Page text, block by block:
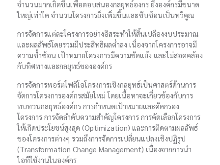
จำนวนมากเกิดขึ้นเพื่อตอบสนองกลยุทธ์องกร ยิ่งองค์กรมีขนาด
ใหญ่เท่าใด จำนวนโครงการยิ่งเพิ่มขึ้นและซับซ้อนเป็นทวีคูณ
การจัดการแต่ละโครงการอย่างอิสระทำให้สิ้นเปลืองงบประมาณ
และผลลัพธ์โดยรวมมีประสิทธิผลต่ำลง เนื่องจากโครงการอาจมี
ความซ้ำซ้อน เป้าหมายโครงการมีความขัดแย้ง และไม่สอดคล้อง
กับทิศทางและกลยุทธ์ขององค์กร
การจัดการพอร์ตโฟลิโอโครงการเชิงกลยุทธ์เป็นศาสตร์ด้านการ
จัดการโครงการองค์กรสมัยใหม่ โดยเนื้อหาจะเกี่ยวข้องกับการ
ทบทวนกลยุทธ์องค์กร การกำหนดเป้าหมายและคัดกรอง
โครงการ การจัดลำดับความสำคัญโครงการ การคัดเลือกโครงการ
ให้เกิดประโยชน์สูงสุด (Optimization) และการติดตามผลลัพธ์
ของโครงการต่างๆ รวมถึงการจัดการเปลี่ยนแปลงเชิงปฏิรูป
(Transformation Change Management) เนื่องจากการนำ
ไอทีใช้งานในองค์กร